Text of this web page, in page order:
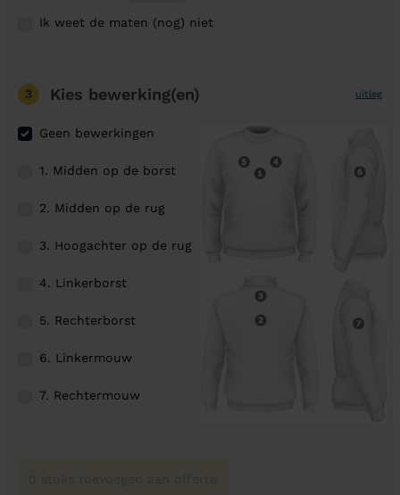
Ik weet de maten (nog) niet
3 Kies bewerking(en) uitleg
Geen bewerkingen
1. Midden op de borst
2. Midden op de rug
3. Hoogachter op de rug
4. Linkerborst
5. Rechterborst
6. Linkermouw
7. Rechtermouw